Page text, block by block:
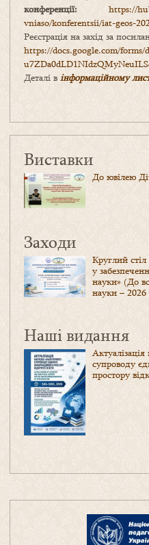
конференції: https://
vniaso/konferentsii/iat-geos-
Реєстрація на захід за
https://docs.google.com/forms/
Деталі в інформаційному
Виставки
До ювілею
Заходи
Круглий стіл
у
науки» (До
науки –
Наші видання
супроводу
простору